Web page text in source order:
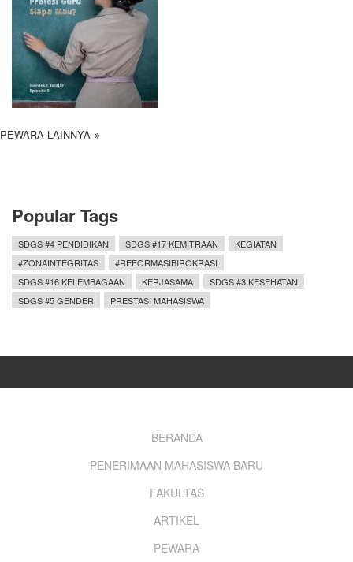
PEWARA LAINNYA
Popular Tags
SDGS #4 PENDIDIKAN SDGS #17 KEMITRAAN
KEGIATAN
#ZONAINTEGRITAS
#REFORMASIBIROKRASI
SDGS #16 KELEMBAGAAN
KERJASAMA
SDGS #3 KESEHATAN
SDGS #5 GENDER
PRESTASI MAHASISWA
BERANDA
PENERIMAAN MAHASISWA BARU
FAKULTAS
ARTIKEL
PEWARA